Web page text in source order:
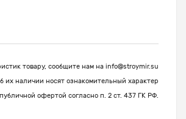
товару, сообщите нам на info@stroymir.su
их наличии носят ознакомительный характер
офертой согласно п. 2 ст. 437 ГК РФ.